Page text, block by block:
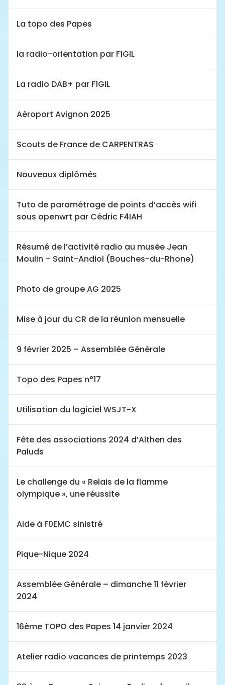
La topo des Papes
la radio-orientation par F1GIL
La radio DAB+ par F1GIL
Aéroport Avignon 2025
Scouts de France de CARPENTRAS
Nouveaux diplômés
Tuto de paramétrage de points d’accès wifi
sous openwrt par Cédric F4IAH
Résumé de l’activité radio au musée Jean
Moulin – Saint-Andiol (Bouches-du-Rhone)
Photo de groupe AG 2025
Mise à jour du CR de la réunion mensuelle
9 février 2025 – Assemblée Générale
Topo des Papes n°17
Utilisation du logiciel WSJT-X
Fête des associations 2024 d’Althen des
Paluds
Le challenge du « Relais de la flamme
olympique », une réussite
Aide à F0EMC sinistré
Pique-Nique 2024
Assemblée Générale – dimanche 11 février
2024
16ème TOPO des Papes 14 janvier 2024
Atelier radio vacances de printemps 2023